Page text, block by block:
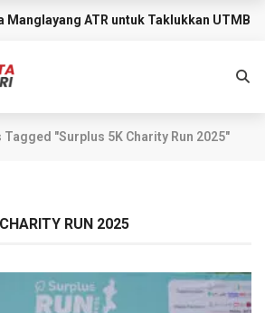
Manglayang ATR untuk Taklukkan UTMB
Tagged "Surplus 5K Charity Run 2025"
RUN 2025